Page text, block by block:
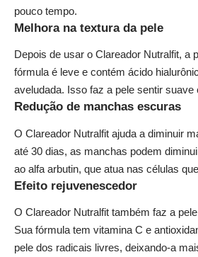
pouco tempo.
Melhora na textura da pele
Depois de usar o Clareador Nutralfit, a
fórmula é leve e contém ácido
aveludada. Isso faz a pele sentir suave
Redução de manchas escuras
O Clareador Nutralfit ajuda a diminuir
até 30 dias, as manchas podem
ao alfa arbutin, que atua nas células
Efeito rejuvenescedor
O Clareador Nutralfit também faz a
Sua fórmula tem vitamina C e
pele dos radicais livres, deixando-a